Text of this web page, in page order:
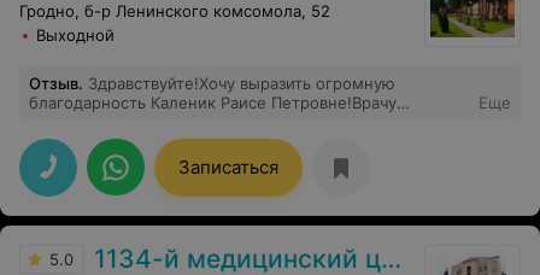
Гродно, б-р Ленинского комсомола, 52
Выходной
Отзыв. Здравствуйте!Хочу выразить огромную
благодарность Каленик Раисе Петровне!Врачу
Доктор профессионал своего дела!С улыбкой
встретила,объяснила всю суть диагноза,назначила
чёткое лечение и дальнейшую тактику!Спасибо!Только
с такими докторами не страшно болеть!!!С Уважением
Дина. С.
Еще
Записаться
5.0 1134-й медицинский центр ВС РБ